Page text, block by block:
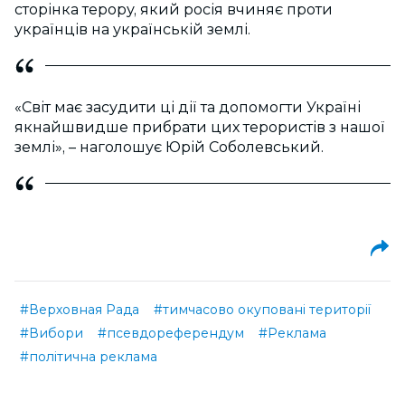
сторінка терору, який росія вчиняє проти
українців на українській землі.
«Світ має засудити ці дії та допомогти Україні
якнайшвидше прибрати цих терористів з нашої
землі», – наголошує Юрій Соболевський.
#Верховная Рада
#тимчасово окуповані території
#Вибори
#псевдореферендум
#Реклама
#політична реклама